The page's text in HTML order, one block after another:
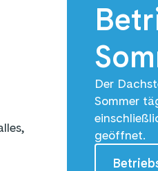
Der
Sommer
geöffnet.